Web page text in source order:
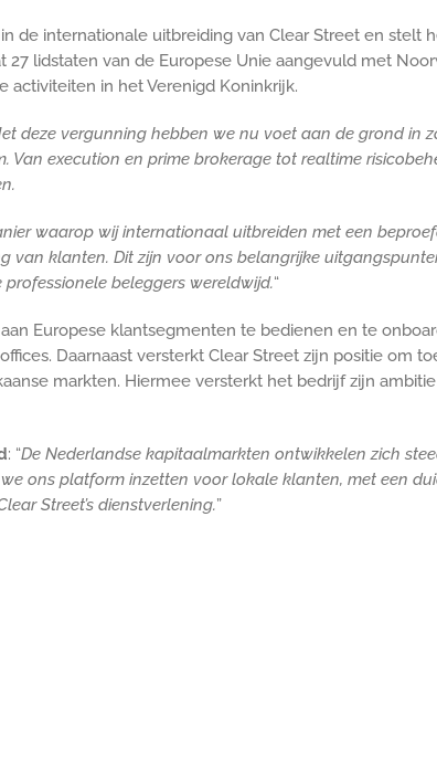
de internationale uitbreiding van Clear Street en
27 lidstaten van de Europese Unie aangevuld met
activiteiten in het Verenigd Koninkrijk.
deze vergunning hebben we nu voet aan de grond in
execution en prime brokerage tot realtime
waarop wij internationaal uitbreiden met een
van klanten. Dit zijn voor ons belangrijke
beleggers wereldwijd.“
Europese klantsegmenten te bedienen en te
Daarnaast versterkt Clear Street zijn positie om
markten. Hiermee versterkt het bedrijf zijn
: “De Nederlandse kapitaalmarkten ontwikkelen zich
ons platform inzetten voor lokale klanten, met een
Street’s dienstverlening.”